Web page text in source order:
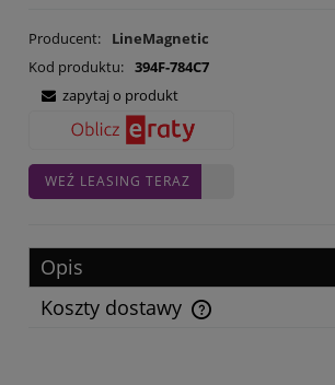
Producent:
LineMagnetic
Kod produktu: 394F-784C7
zapytaj o produkt
WEŹ LEASING TERAZ
Opis
Koszty dostawy
Cena nie zawiera ewentualnych kosztów